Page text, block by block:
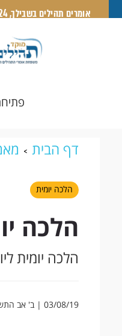
אומרים תהילים בשבילך, 24 שעות ביממה | 1-700-700-721
דף הבית
הלכה יומית
הלכה
הלכה יומית
03/08/19 | ב' אב התשע"ט